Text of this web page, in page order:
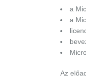
a
a
Az